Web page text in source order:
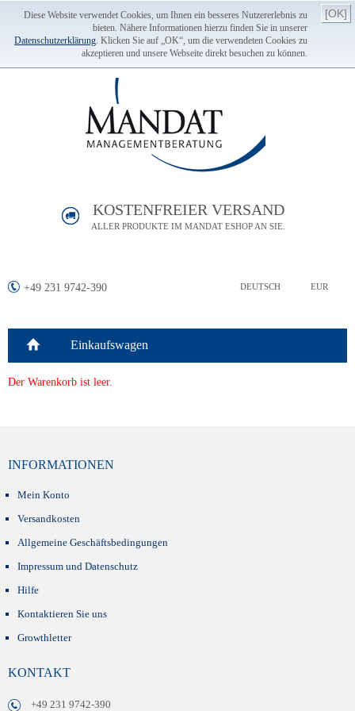
Diese Website verwendet Cookies, um Ihnen ein besseres Nutzererlebnis zu
bieten. Nähere Informationen hierzu finden Sie in unserer
Datenschutzerklärung. Klicken Sie auf „OK“, um die verwendeten Cookies zu
akzeptieren und unsere Webseite direkt besuchen zu können.
[OK]
KOSTENFREIER VERSAND
ALLER PRODUKTE IM MANDAT ESHOP AN SIE.
+49 231 9742-390 DEUTSCH EUR
Einkaufswagen
Der Warenkorb ist leer.
INFORMATIONEN
Mein Konto
Versandkosten
Allgemeine Geschäftsbedingungen
Impressum und Datenschutz
Hilfe
Kontaktieren Sie uns
Growthletter
KONTAKT
+49 231 9742-390